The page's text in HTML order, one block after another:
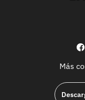
Más